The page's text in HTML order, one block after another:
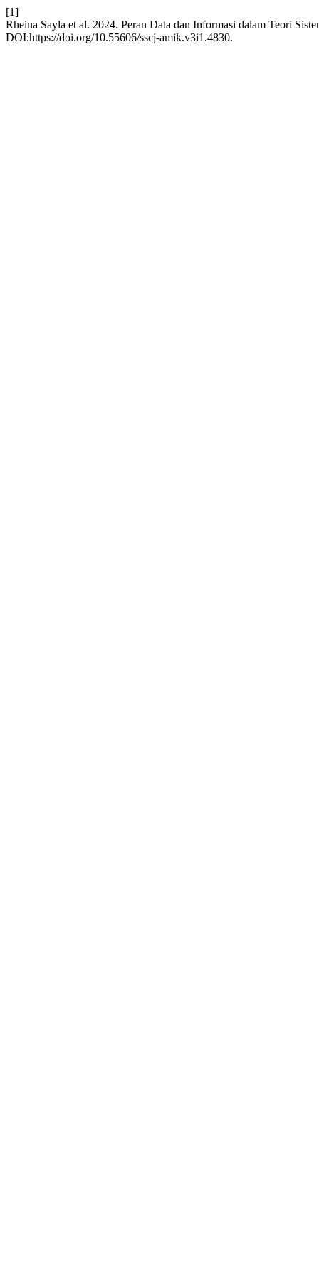
[1]
Rheina Sayla et al. 2024. Peran Data dan Informasi dalam Teori
DOI:https://doi.org/10.55606/sscj-amik.v3i1.4830.